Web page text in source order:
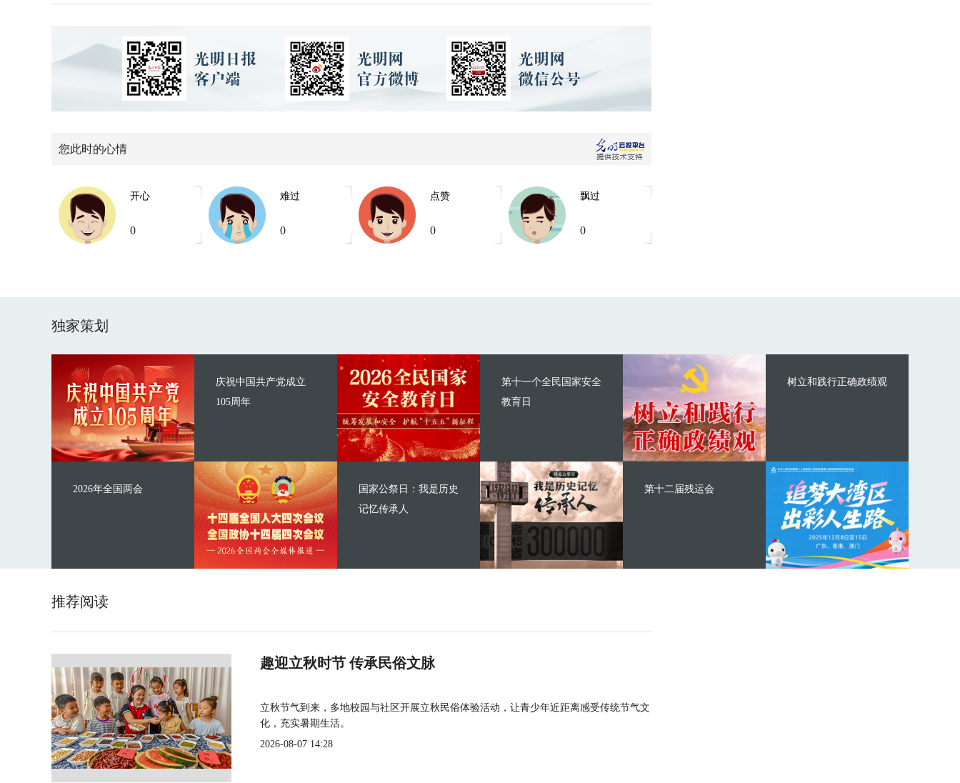
您此时的心情
开心
0
难过
0
点赞
0
飘过
0
独家策划
庆祝中国共产党成立
105周年
2026年全国两会
第十一个全民国家安全
教育日
国家公祭日：我是历史
记忆传承人
树立和践行正确政绩观
第十二届残运会
推荐阅读
趣迎立秋时节 传承民俗文脉
立秋节气到来，多地校园与社区开展立秋民俗体验活动，让青少年近距离感受传统节气文
化，充实暑期生活。
2026-08-07 14:28